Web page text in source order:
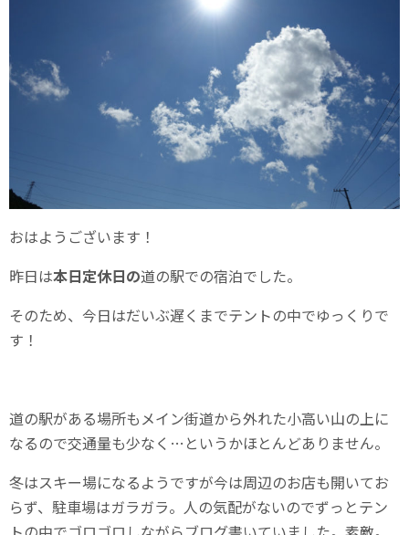
おはようございます！
昨日は本日定休日の道の駅での宿泊でした。
そのため、今日はだいぶ遅くまでテントの中でゆっくりで
す！
道の駅がある場所もメイン街道から外れた小高い山の上に
なるので交通量も少なく…というかほとんどありません。
冬はスキー場になるようですが今は周辺のお店も開いてお
らず、駐車場はガラガラ。人の気配がないのでずっとテン